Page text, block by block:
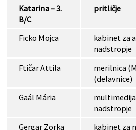
Katarina – 3.
B/C
pritličje
Ficko Mojca
kabinet za
nadstropje
Ftičar Attila
merilnica
(delavnice)
Gaál Mária
multimedija
nadstropje
Gergar Zorka
kabinet za